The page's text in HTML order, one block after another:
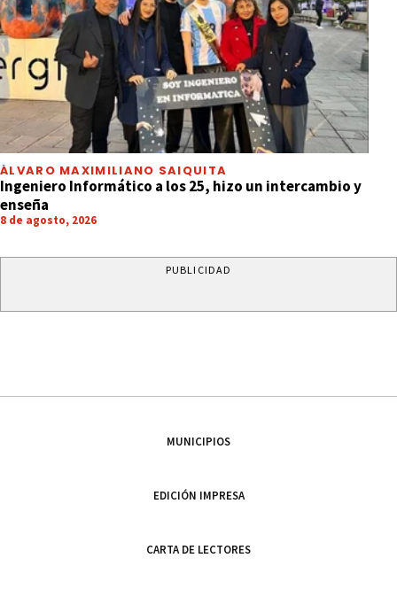
ÁLVARO MAXIMILIANO SAIQUITA
Ingeniero Informático a los 25, hizo un intercambio y
enseña
8 de agosto, 2026
PUBLICIDAD
MUNICIPIOS
EDICIÓN IMPRESA
CARTA DE LECTORES